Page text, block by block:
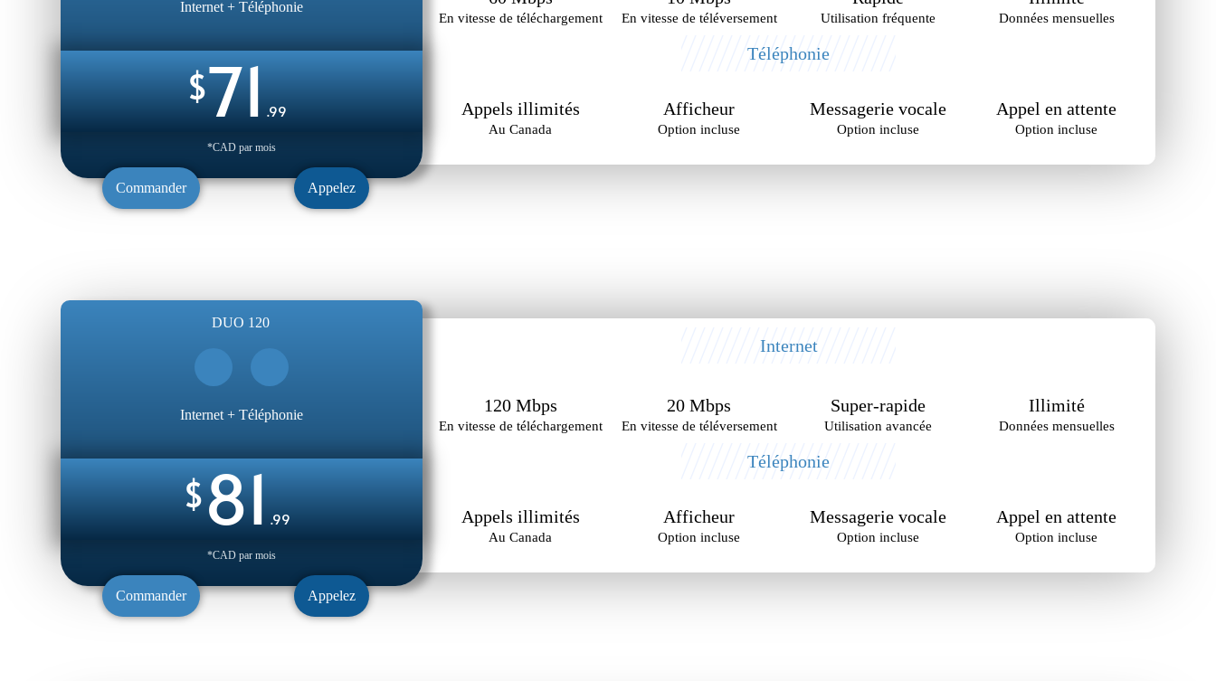
Internet + Téléphonie
$71.99
*CAD par mois
Commander Appelez
En vitesse de téléchargement En vitesse de téléversement Utilisation fréquente Données mensuelles
Téléphonie
Appels illimités
Au Canada
Afficheur
Option incluse
Messagerie vocale
Option incluse
Appel en attente
Option incluse
DUO 120
Internet + Téléphonie
$81.99
*CAD par mois
Commander Appelez
Internet
120 Mbps
En vitesse de téléchargement
20 Mbps
En vitesse de téléversement
Super-rapide
Utilisation avancée
Illimité
Données mensuelles
Téléphonie
Appels illimités
Au Canada
Afficheur
Option incluse
Messagerie vocale
Option incluse
Appel en attente
Option incluse